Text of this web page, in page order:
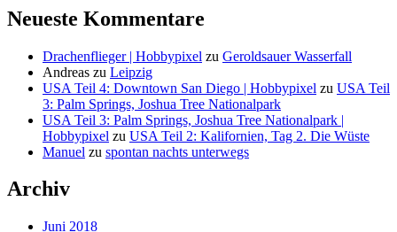
Neueste Kommentare
Drachenflieger | Hobbypixel zu Geroldsauer Wasserfall
Andreas zu Leipzig
USA Teil 4: Downtown San Diego | Hobbypixel zu USA Teil
3: Palm Springs, Joshua Tree Nationalpark
USA Teil 3: Palm Springs, Joshua Tree Nationalpark |
Hobbypixel zu USA Teil 2: Kalifornien, Tag 2. Die Wüste
Manuel zu spontan nachts unterwegs
Archiv
Juni 2018